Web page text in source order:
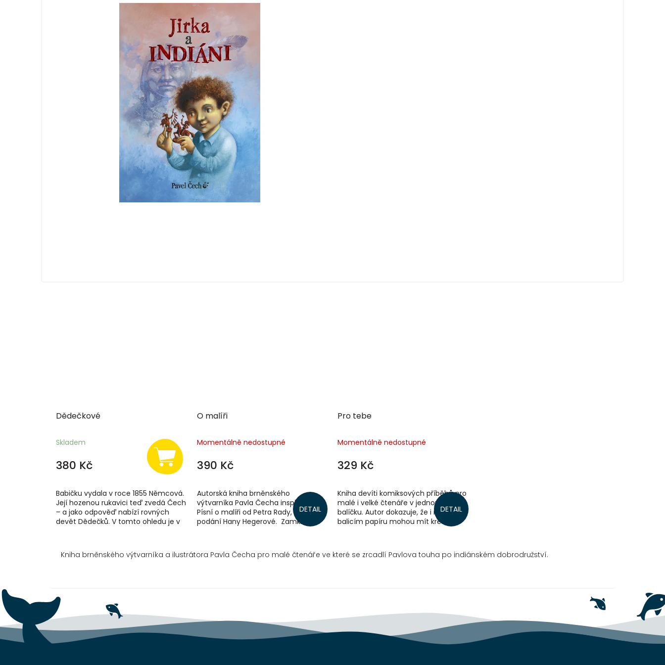
Dědečkové
Skladem
380 Kč
Babičku vydala v roce 1855 Němcová.
Její hozenou rukavici teď zvedá Čech
– a jako odpověď nabízí rovných
devět Dědečků. V tomto ohledu je v
O malíři
Momentálně nedostupné
390 Kč
DETAIL
Autorská kniha brněnského
výtvarníka Pavla Čecha inspirovaná
Písní o malíři od Petra Rady, známá v
podání Hany Hegerové. Zamknul se
Pro tebe
Momentálně nedostupné
329 Kč
DETAIL
Kniha devíti komiksových příběhů pro
malé i velké čtenáře v jednom
balíčku. Autor dokazuje, že i na
balicím papíru mohou mít kresby
Kniha brněnského výtvarníka a ilustrátora Pavla Čecha pro malé čtenáře ve které se zrcadlí Pavlova touha po indiánském dobrodružství.